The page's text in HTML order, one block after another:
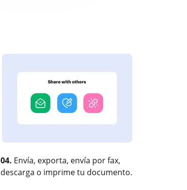
04. Envía, exporta, envía por fax,
descarga o imprime tu documento.